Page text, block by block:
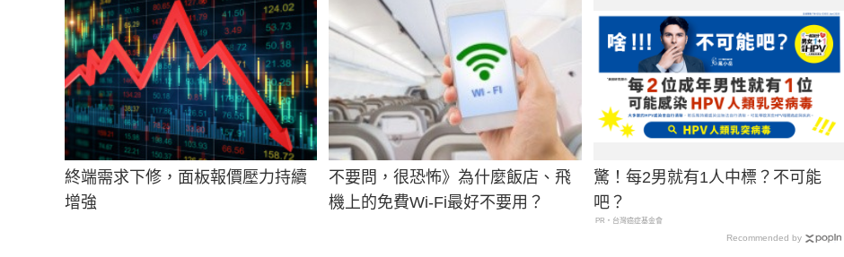
終端需求下修，面板報價壓力持續
增強
不要問，很恐怖》為什麼飯店、飛
機上的免費Wi-Fi最好不要用？
驚！每2男就有1人中標？不可能
吧？
PR・台灣癌症基金會
Recommended by